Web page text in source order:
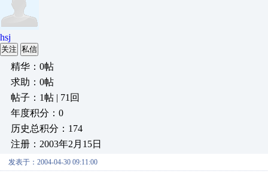
hsj
关注 私信
精华：0帖
求助：0帖
帖子：1帖 | 71回
年度积分：0
历史总积分：174
注册：2003年2月15日
发表于：2004-04-30 09:11:00